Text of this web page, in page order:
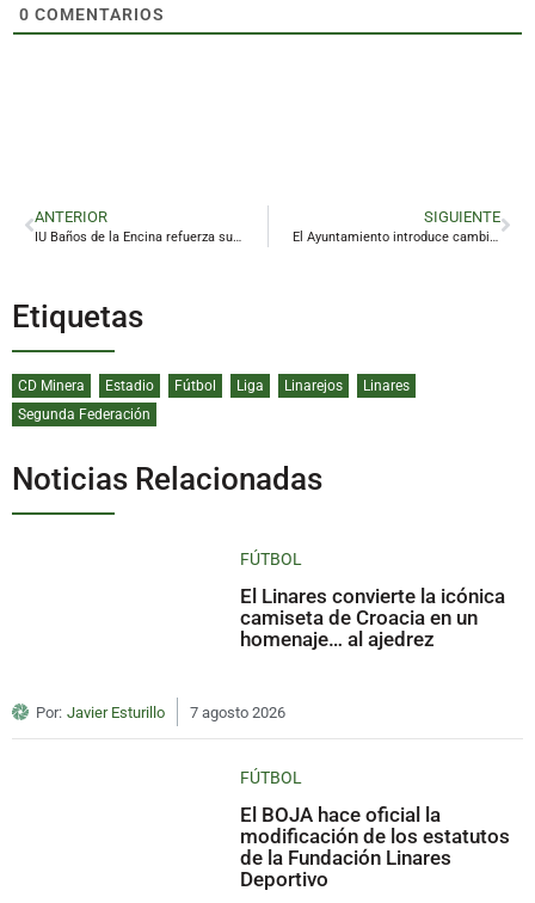
0 COMENTARIOS
ANTERIOR
IU Baños de la Encina refuerza su papel en la política agraria provincial
SIGUIENTE
El Ayuntamiento introduce cambios en el presupuesto para subir el gasto en Festejos en 450.000 euros
Etiquetas
CD Minera Estadio Fútbol Liga Linarejos
Linares
Segunda Federación
Noticias Relacionadas
FÚTBOL
El Linares convierte la icónica
camiseta de Croacia en un
homenaje… al ajedrez
Por: Javier Esturillo 7 agosto 2026
FÚTBOL
El BOJA hace oficial la
modificación de los estatutos
de la Fundación Linares
Deportivo